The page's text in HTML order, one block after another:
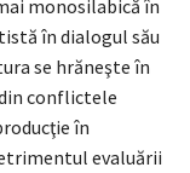
monosilabică în
în dialogul său
se hrăneşte în
conflictele
în
evaluării